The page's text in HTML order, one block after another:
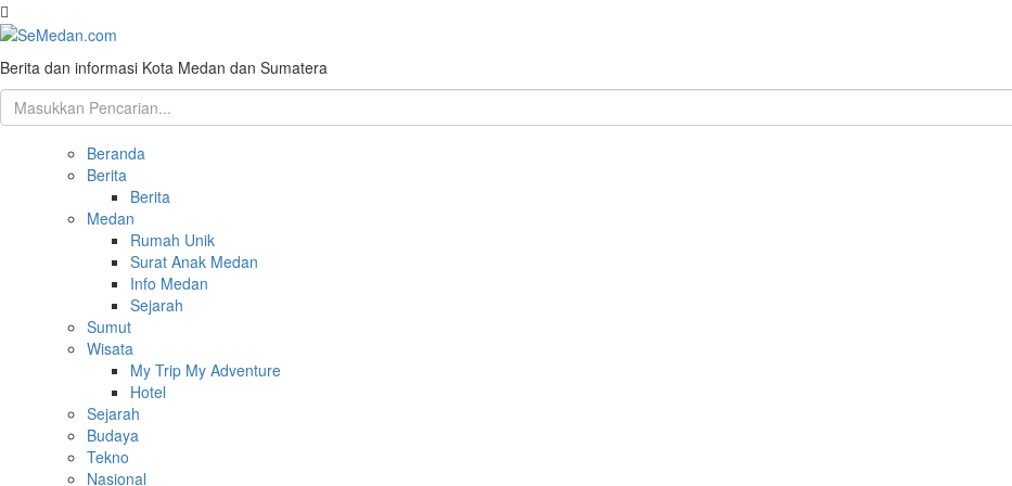
Berita dan informasi Kota Medan dan Sumatera
Beranda
Berita
Berita
Medan
Rumah Unik
Surat Anak Medan
Info Medan
Sejarah
Sumut
Wisata
My Trip My Adventure
Hotel
Sejarah
Budaya
Tekno
Nasional